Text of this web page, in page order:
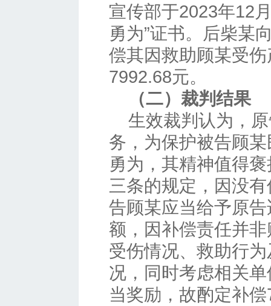
宣传部于2023年12
勇为”证书。后柴某
偿其因救助顾某受
7992.68元。
（二）裁判结果
生效裁判认为，
务，为保护被告顾
勇为，其精神值得
三条的规定，因没
告顾某应当给予原
额，因补偿责任并
受伤情况、救助行
况，同时考虑相关
当奖励，故酌定补